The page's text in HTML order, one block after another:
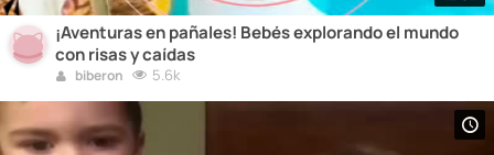
¡Aventuras en pañales! Bebés explorando el mundo
con risas y caídas
biberon 5.6k